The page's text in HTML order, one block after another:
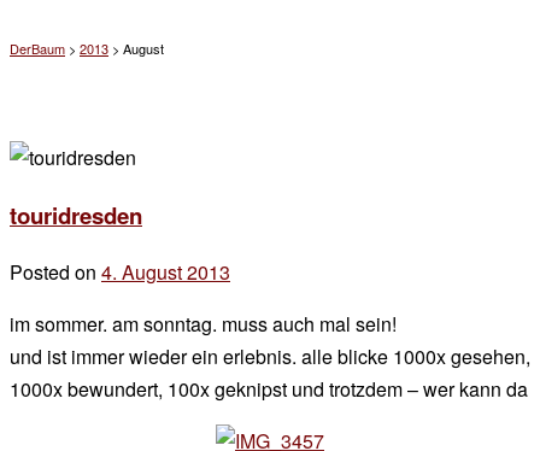
DerBaum > 2013 > August
touridresden
Posted on 4. August 2013
chef
im sommer. am sonntag. muss auch mal sein!
und ist immer wieder ein erlebnis. alle blicke 1000x gesehen,
1000x bewundert, 100x geknipst und trotzdem – wer kann da